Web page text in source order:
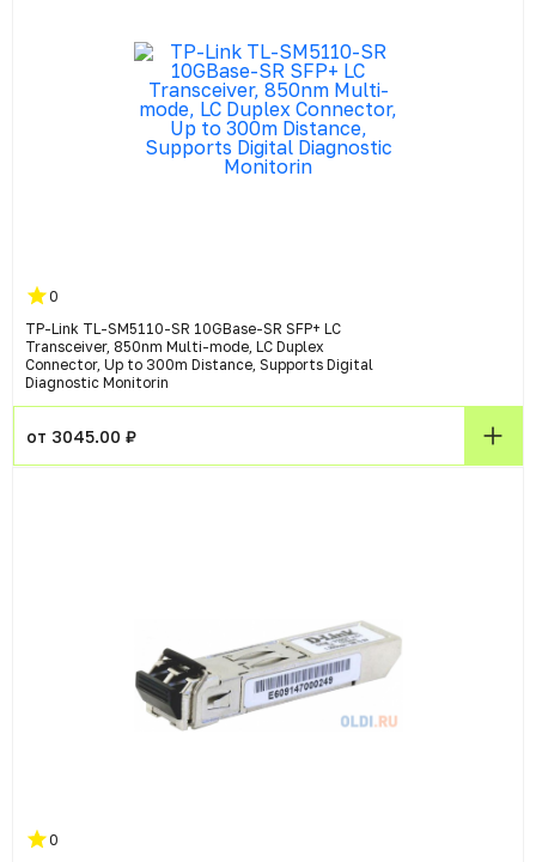
0
TP-Link TL-SM5110-SR 10GBase-SR SFP+ LC
Transceiver, 850nm Multi-mode, LC Duplex
Connector, Up to 300m Distance, Supports Digital
Diagnostic Monitorin
от 3045.00 ₽
0